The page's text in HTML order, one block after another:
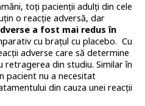
toți pacienții adulți din cele
o reacție adversă, dar
a fost mai redus în
cu brațul cu placebo. Cu
adverse care să determine
din studiu. Similar în
pacient nu a necesitat
din cauza unei reacții